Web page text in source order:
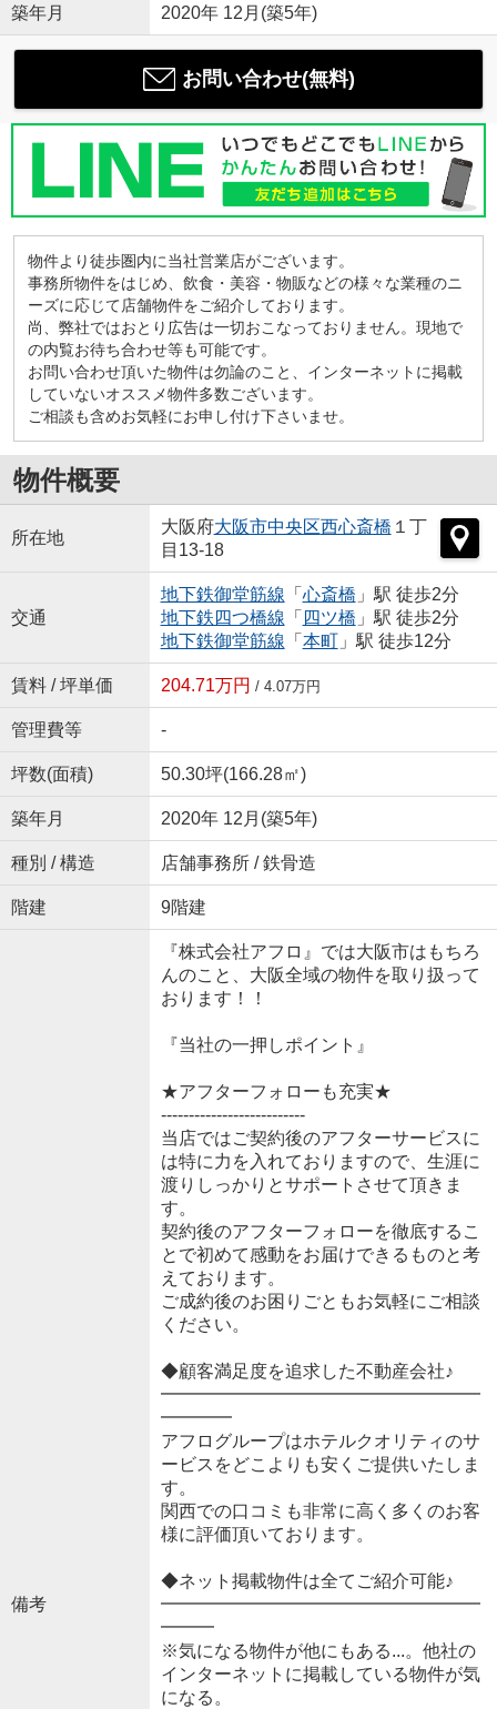
築年月 2020年 12月(築5年)
お問い合わせ(無料)
物件より徒歩圏内に当社営業店がございます。
事務所物件をはじめ、飲食・美容・物販などの様々な業種のニ
ーズに応じて店舗物件をご紹介しております。
尚、弊社ではおとり広告は一切おこなっておりません。現地で
の内覧お待ち合わせ等も可能です。
お問い合わせ頂いた物件は勿論のこと、インターネットに掲載
していないオススメ物件多数ございます。
ご相談も含めお気軽にお申し付け下さいませ。
物件概要
所在地
大阪府大阪市中央区西心斎橋 １丁
目13-18
交通
地下鉄御堂筋線 「 心斎橋 」駅 徒歩2分
地下鉄四つ橋線 「 四ツ橋 」駅 徒歩2分
地下鉄御堂筋線 「 本町」駅 徒歩12分
賃料 / 坪単価 204.71万円 / 4.07万円
管理費等 -
坪数(面積) 50.30坪(166.28㎡)
築年月 2020年 12月(築5年)
種別 / 構造 店舗事務所 / 鉄骨造
階建 9階建
備考
『株式会社アフロ』では大阪市はもちろ
んのこと、大阪全域の物件を取り扱って
おります！！
『当社の一押しポイント』
★アフターフォローも充実★
--------------------------
当店ではご契約後のアフターサービスに
は特に力を入れておりますので、生涯に
渡りしっかりとサポートさせて頂きま
す。
契約後のアフターフォローを徹底するこ
とで初めて感動をお届けできるものと考
えております。
ご成約後のお困りごともお気軽にご相談
ください。
◆顧客満足度を追求した不動産会社♪
━━━━━━━━━━━━━━━━━━
━━━━
アフログループはホテルクオリティのサ
ービスをどこよりも安くご提供いたしま
す。
関西での口コミも非常に高く多くのお客
様に評価頂いております。
◆ネット掲載物件は全てご紹介可能♪
━━━━━━━━━━━━━━━━━━
━━━
※気になる物件が他にもある...。他社の
インターネットに掲載している物件が気
になる。